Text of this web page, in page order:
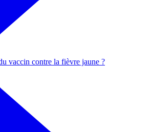
vaccin contre la fièvre jaune ?